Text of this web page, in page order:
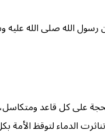
رسول الله صلى الله
على كل قاعد
الدماء لتوقظ الأمة